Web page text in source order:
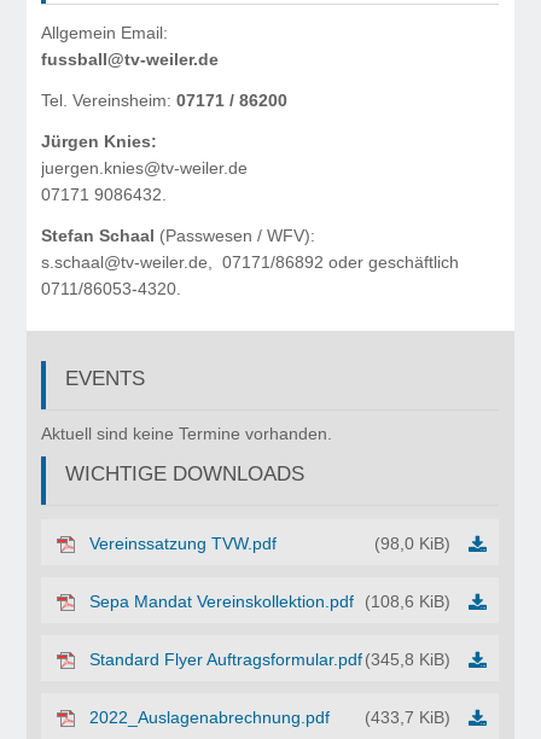
Allgemein Email:
fussball@tv-weiler.de
Tel. Vereinsheim:07171 / 86200
Jürgen Knies:
juergen.knies@tv-weiler.de
07171 9086432.
Stefan Schaal (Passwesen / WFV):
s.schaal@tv-weiler.de, 07171/86892 oder geschäftlich
0711/86053-4320.
EVENTS
Aktuell sind keine Termine vorhanden.
WICHTIGE DOWNLOADS
Vereinssatzung TVW.pdf (98,0 KiB)
Sepa Mandat Vereinskollektion.pdf (108,6 KiB)
Standard Flyer Auftragsformular.pdf(345,8 KiB)
2022_Auslagenabrechnung.pdf (433,7 KiB)